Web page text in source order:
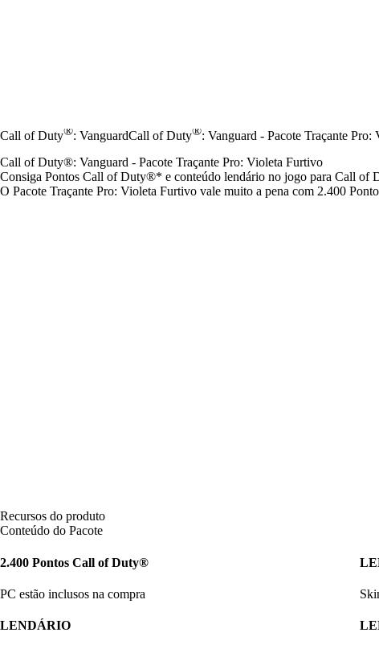
Call of Duty®: VanguardCall of Duty®: Vanguard - Pacote Traçante
Call of Duty®: Vanguard - Pacote Traçante Pro: Violeta Furtivo
Consiga Pontos Call of Duty®* e conteúdo lendário no jogo para Call of
O Pacote Traçante Pro: Violeta Furtivo vale muito a pena com 2.400
Recursos do produto
Conteúdo do Pacote
2.400 Pontos Call of Duty®
PC estão inclusos na compra
LENDÁRIO